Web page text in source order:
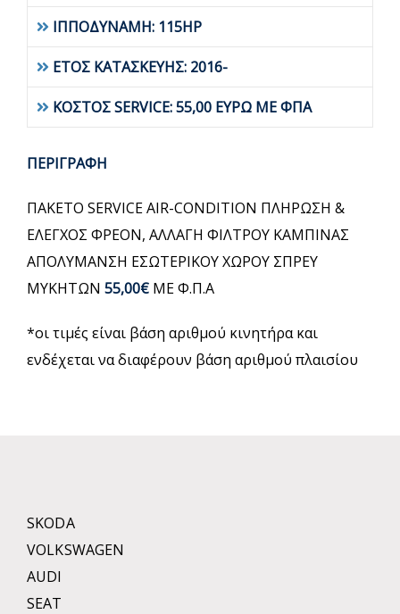
ΙΠΠΟΔΥΝΑΜΗ: 115HP
ΕΤΟΣ ΚΑΤΑΣΚΕΥΗΣ: 2016-
ΚΟΣΤΟΣ SERVICE: 55,00 ΕΥΡΩ ΜΕ ΦΠΑ
ΠΕΡΙΓΡΑΦΗ
ΠΑΚΕΤΟ SERVICE AIR-CONDITION ΠΛΗΡΩΣΗ &
ΕΛΕΓΧΟΣ ΦΡΕΟΝ, ΑΛΛΑΓΗ ΦΙΛΤΡΟΥ ΚΑΜΠΙΝΑΣ
ΑΠΟΛΥΜΑΝΣΗ ΕΣΩΤΕΡΙΚΟΥ ΧΩΡΟΥ ΣΠΡΕΥ
ΜΥΚΗΤΩΝ 55,00€ ΜΕ Φ.Π.Α
*οι τιμές είναι βάση αριθμού κινητήρα και
ενδέχεται να διαφέρουν βάση αριθμού πλαισίου
SKODA
VOLKSWAGEN
AUDI
SEAT